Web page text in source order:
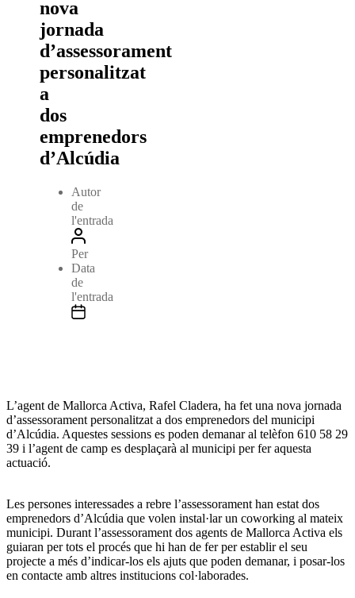
nova
jornada
d’assessorament
personalitzat
a
dos
emprenedors
d’Alcúdia
Autor
de
l'entrada
Per
Data
de
l'entrada
L’agent de Mallorca Activa, Rafel Cladera, ha fet una nova jornada
d’assessorament personalitzat a dos emprenedors del municipi
d’Alcúdia. Aquestes sessions es poden demanar al telèfon 610 58 29
39 i l’agent de camp es desplaçarà al municipi per fer aquesta
actuació.
Les persones interessades a rebre l’assessorament han estat dos
emprenedors d’Alcúdia que volen instal·lar un coworking al mateix
municipi. Durant l’assessorament dos agents de Mallorca Activa els
guiaran per tots el procés que hi han de fer per establir el seu
projecte a més d’indicar-los els ajuts que poden demanar, i posar-los
en contacte amb altres institucions col·laborades.